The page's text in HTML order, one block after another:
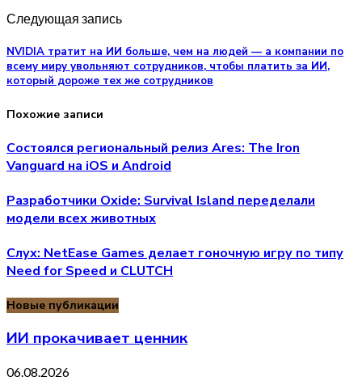
Следующая запись
NVIDIA тратит на ИИ больше, чем на людей — а компании по
всему миру увольняют сотрудников, чтобы платить за ИИ,
который дороже тех же сотрудников
Похожие записи
Состоялся региональный релиз Ares: The Iron
Vanguard на iOS и Android
Разработчики Oxide: Survival Island переделали
модели всех животных
Слух: NetEase Games делает гоночную игру по типу
Need for Speed и CLUTCH
Новые публикации
ИИ прокачивает ценник
06.08.2026